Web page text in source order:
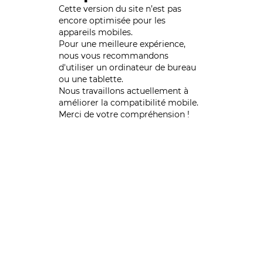
Cette version du site n’est pas
encore optimisée pour les
appareils mobiles.
Pour une meilleure expérience,
nous vous recommandons
d'utiliser un ordinateur de bureau
ou une tablette.
Nous travaillons actuellement à
améliorer la compatibilité mobile.
Merci de votre compréhension !